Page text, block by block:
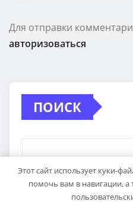
Для отправки
авторизоваться
ПОИСК
Этот сайт использует куки-
помочь вам в навигации, а